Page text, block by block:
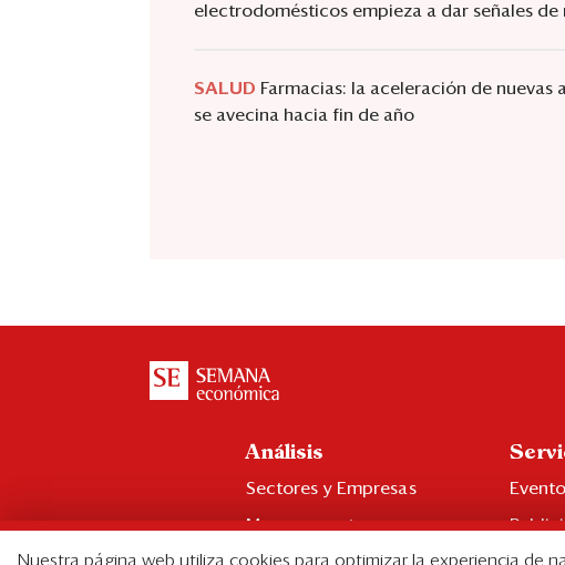
electrodomésticos empieza a dar señales de
SALUD Farmacias: la aceleración de nuevas
se avecina hacia fin de año
Análisis
Sectores y Empresas
Management
Nuestra página web utiliza cookies para optimizar la experiencia de